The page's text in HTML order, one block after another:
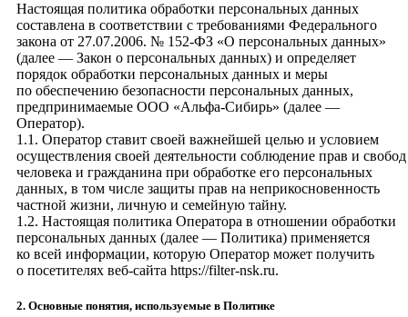
Настоящая политика обработки персональных данных
составлена в соответствии с требованиями Федерального
закона от 27.07.2006. № 152-ФЗ «О персональных данных»
(далее — Закон о персональных данных) и определяет
порядок обработки персональных данных и меры
по обеспечению безопасности персональных данных,
предпринимаемые ООО «Альфа-Сибирь» (далее —
Оператор).
1.1. Оператор ставит своей важнейшей целью и условием
осуществления своей деятельности соблюдение прав и свобод
человека и гражданина при обработке его персональных
данных, в том числе защиты прав на неприкосновенность
частной жизни, личную и семейную тайну.
1.2. Настоящая политика Оператора в отношении обработки
персональных данных (далее — Политика) применяется
ко всей информации, которую Оператор может получить
о посетителях веб-сайта https://filter-nsk.ru.
2. Основные понятия, используемые в Политике